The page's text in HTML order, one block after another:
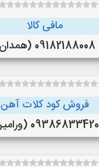
مافی کالا
09182188008 (همدان)
فروش کود کلات آهن
09386833420 (ورامین)